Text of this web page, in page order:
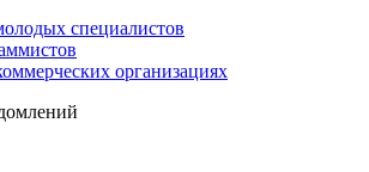
специалистов
организациях